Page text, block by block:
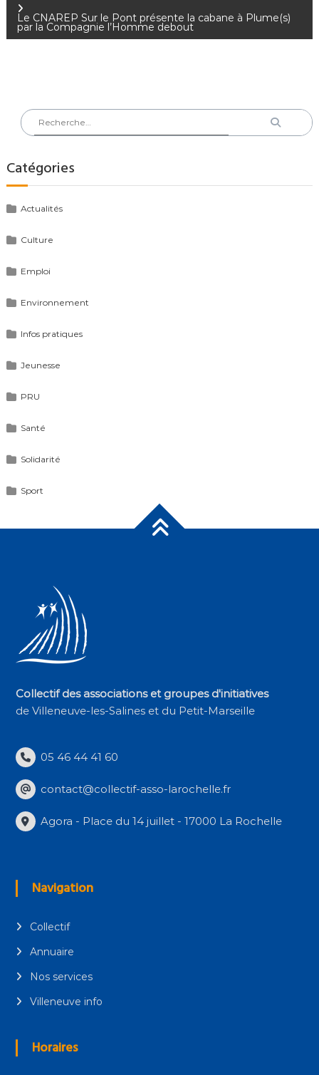
de
Le CNAREP Sur le Pont présente la cabane à Plume(s)
par la Compagnie l’Homme debout
Rechercher
:
Catégories
Actualités
Culture
Emploi
Environnement
Infos pratiques
Jeunesse
PRU
Santé
Solidarité
Sport
Collectif des associations et groupes d'initiatives
de Villeneuve-les-Salines et du Petit-Marseille
05 46 44 41 60
contact@collectif-asso-larochelle.fr
Agora - Place du 14 juillet - 17000 La Rochelle
Navigation
Collectif
Annuaire
Nos services
Villeneuve info
Horaires